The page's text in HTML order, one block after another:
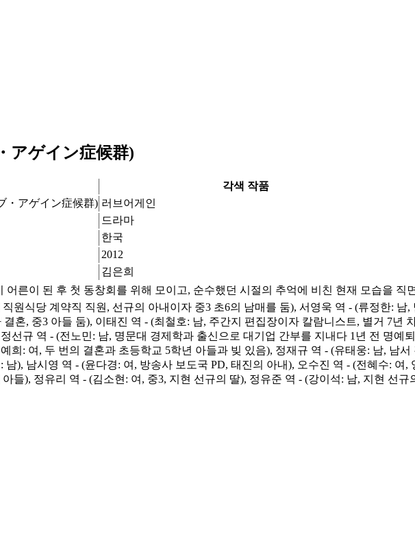
アゲイン症候群)
각색 작품
・アゲイン症候群) 러브어게인
드라마
한국
2012
김은희
어른이 된 후 첫 동창회를 위해 모이고, 순수했던 시절의 추억에 비친 현재 모습을 직
원식당 계약직 직원, 선규의 아내이자 중3 초6의 남매를 둠), 서영욱 역 - (류정한: 남
혼, 중3 아들 둠), 이태진 역 - (최철호: 남, 주간지 편집장이자 칼람니스트, 별거 7년
선규 역 - (전노민: 남, 명문대 경제학과 출신으로 대기업 간부를 지내다 1년 전 명예
희: 여, 두 번의 결혼과 초등학교 5학년 아들과 빚 있음), 정재규 역 - (유태웅: 남, 남
남), 남시영 역 - (윤다경: 여, 방송사 보도국 PD, 태진의 아내), 오수진 역 - (전혜수: 여,
들), 정유리 역 - (김소현: 여, 중3, 지현 선규의 딸), 정유준 역 - (강이석: 남, 지현 선규